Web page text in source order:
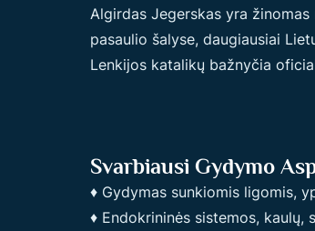
Algirdas Jegerskas yra
pasaulio šalyse, daugiausiai
Lenkijos katalikų bažnyčia
Svarbiausi Gydymo
♦ Gydymas sunkiomis ligomis,
♦ Endokrininės sistemos, kaulų,